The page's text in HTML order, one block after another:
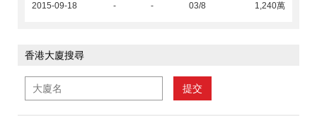
2015-09-18
- - 03/8 1,240萬
香港大廈搜尋
提交